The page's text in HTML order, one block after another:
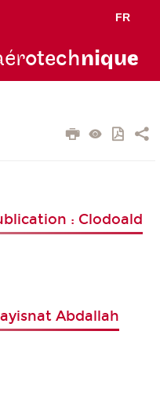
FR
otechnique
: Clodoald
Abdallah